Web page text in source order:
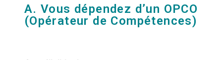
A. Vous dépendez d’un OPCO
(Opérateur de Compétences)